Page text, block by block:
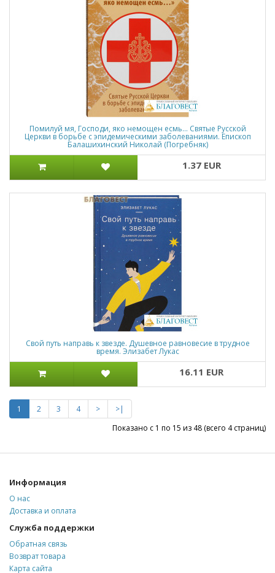
Помилуй мя, Господи, яко немощен есмь... Святые Русской
Церкви в борьбе с эпидемическими заболеваниями. Епископ
Балашихинский Николай (Погребняк)
1.37 EUR
Свой путь направь к звезде. Душевное равновесие в трудное
время. Элизабет Лукас
16.11 EUR
1 2 3 4 >
>|
Показано с 1 по 15 из 48 (всего 4 страниц)
Информация
О нас
Доставка и оплата
Служба поддержки
Обратная связь
Возврат товара
Карта сайта